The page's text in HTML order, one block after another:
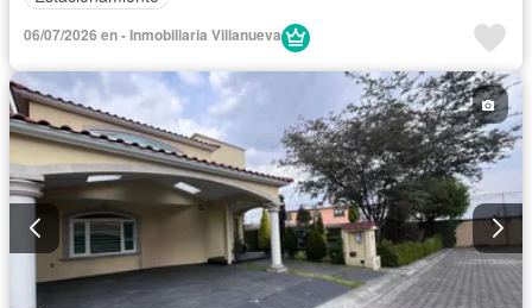
06/07/2026 en - Inmobiliaria Villanueva